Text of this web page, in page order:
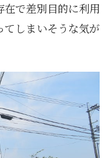
在で差別目的に利用
てしまいそうな気が